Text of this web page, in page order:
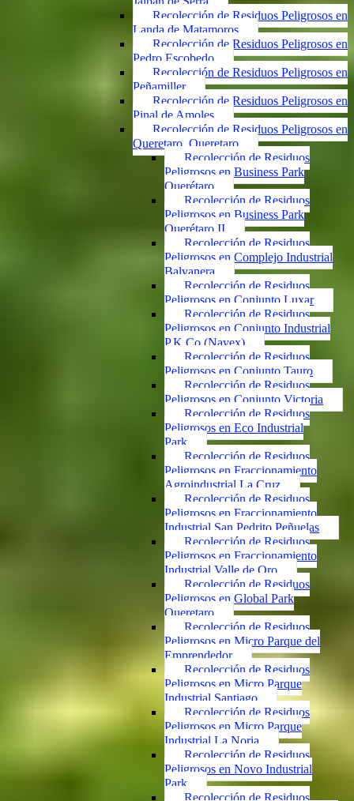
Recolección de Residuos Peligrosos en
Landa de Matamoros
Recolección de Residuos Peligrosos en
Pedro Escobedo
Recolección de Residuos Peligrosos en
Peñamiller
Recolección de Residuos Peligrosos en
Pinal de Amoles
Recolección de Residuos Peligrosos en
Queretaro, Queretaro
Recolección de Residuos
Peligrosos en Business Park
Querétaro
Recolección de Residuos
Peligrosos en Business Park
Querétaro II
Recolección de Residuos
Peligrosos en Complejo Industrial
Balvanera
Recolección de Residuos
Peligrosos en Conjunto Luxar
Recolección de Residuos
Peligrosos en Conjunto Industrial
P.K.Co (Navex)
Recolección de Residuos
Peligrosos en Conjunto Tauro
Recolección de Residuos
Peligrosos en Conjunto Victoria
Recolección de Residuos
Peligrosos en Eco Industrial
Park
Recolección de Residuos
Peligrosos en Fraccionamiento
Agroindustrial La Cruz
Recolección de Residuos
Peligrosos en Fraccionamiento
Industrial San Pedrito Peñuelas
Recolección de Residuos
Peligrosos en Fraccionamiento
Industrial Valle de Oro
Recolección de Residuos
Peligrosos en Global Park
Queretaro
Recolección de Residuos
Peligrosos en Micro Parque del
Emprendedor
Recolección de Residuos
Peligrosos en Micro Parque
Industrial Santiago
Recolección de Residuos
Peligrosos en Micro Parque
Industrial La Noria
Recolección de Residuos
Peligrosos en Novo Industrial
Park
Recolección de Residuos